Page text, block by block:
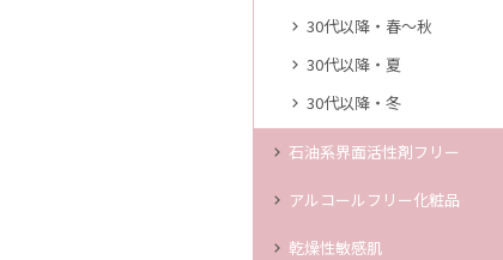
30代以降・春～秋
30代以降・夏
30代以降・冬
石油系界面活性剤フリー
アルコールフリー化粧品
乾燥性敏感肌